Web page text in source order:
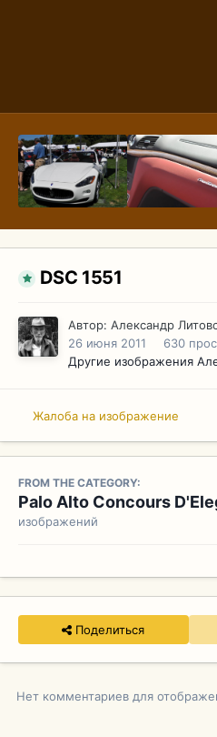
DSC 1551
Автор: Александр
26 июня 2011
630
Другие изображения
Жалоба на изображение
FROM THE CATEGORY:
Palo Alto Concours
изображений
Поделиться
Нет комментариев для